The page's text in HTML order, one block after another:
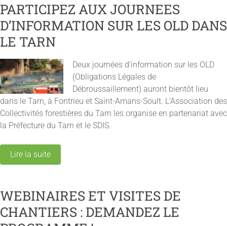
PARTICIPEZ AUX JOURNEES
D’INFORMATION SUR LES OLD DANS
LE TARN
Deux journées d’information sur les OLD
(Obligations Légales de
Débroussaillement) auront bientôt lieu
dans le Tarn, à Fontrieu et Saint-Amans-Soult. L’Association des
Collectivités forestières du Tarn les organise en partenariat avec
la Préfecture du Tarn et le SDIS.
Lire la suite
WEBINAIRES ET VISITES DE
CHANTIERS : DEMANDEZ LE